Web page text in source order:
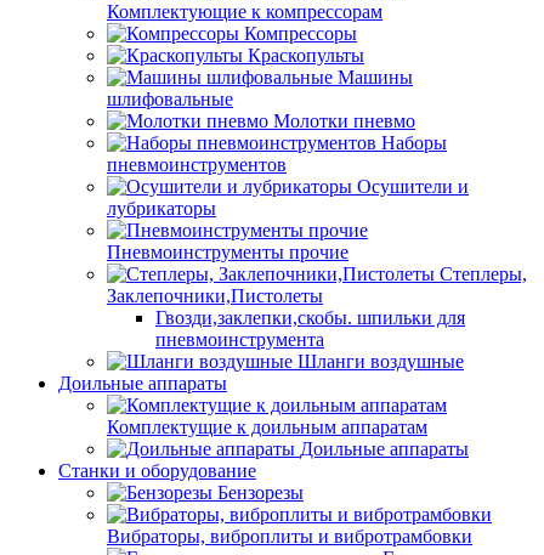
Комплектующие к компрессорам
Компрессоры
Краскопульты
Машины
шлифовальные
Молотки пневмо
Наборы
пневмоинструментов
Осушители и
лубрикаторы
Пневмоинструменты прочие
Степлеры,
Заклепочники,Пистолеты
Гвозди,заклепки,скобы. шпильки для
пневмоинструмента
Шланги воздушные
Доильные аппараты
Комплектущие к доильным аппаратам
Доильные аппараты
Станки и оборудование
Бензорезы
Вибраторы, виброплиты и вибротрамбовки